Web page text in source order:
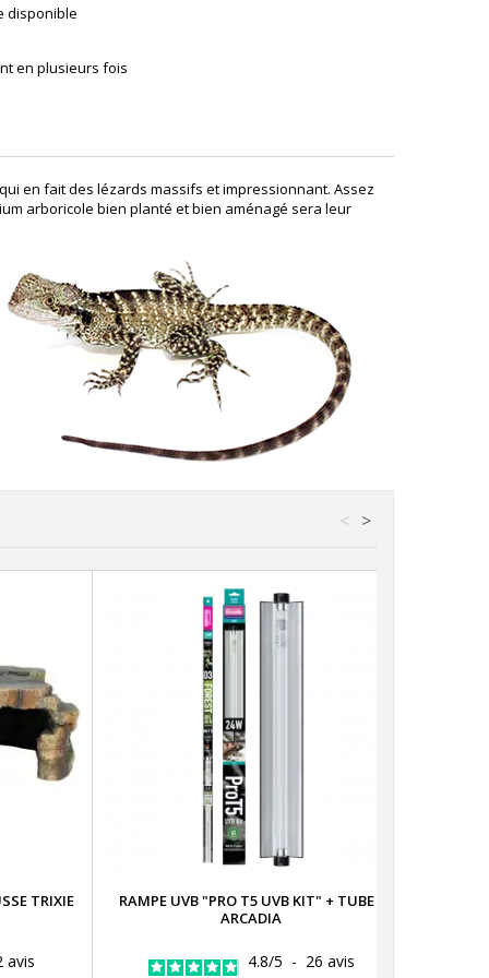
disponible
en plusieurs fois
en fait des lézards massifs et impressionnant. Assez
arboricole bien planté et bien aménagé sera leur
>
<
TRIXIE
avis
RAMPE UVB "PRO T5 UVB KIT" + TUBE -
ARCADIA
4.8/5 - 26 avis